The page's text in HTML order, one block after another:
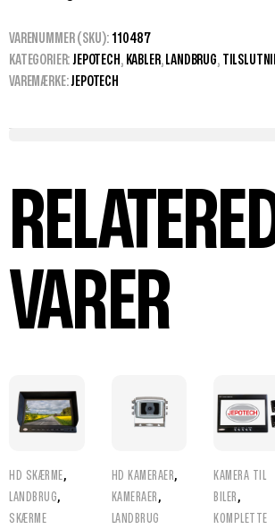
VARENUMMER (SKU): 110487
KATEGORIER:JEPOTECH, KABLER, LANDBRUG,
VAREMÆRKE:JEPOTECH
VARER
HD SKÆRME,
LANDBRUG,
SKÆRME
HD KAMERAER,
KAMERAER ,
LANDBRUG
KAMERA TIL
BILER ,
KOMPLETTE